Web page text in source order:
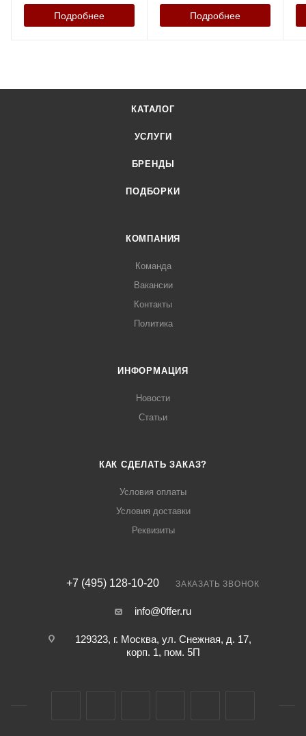
Подробнее Подробнее
КАТАЛОГ
УСЛУГИ
БРЕНДЫ
ПОДБОРКИ
КОМПАНИЯ
Команда
Вакансии
Контакты
Политика
ИНФОРМАЦИЯ
Новости
Статьи
КАК СДЕЛАТЬ ЗАКАЗ?
Условия оплаты
Условия доставки
Реквизиты
+7 (495) 128-10-20 ЗАКАЗАТЬ ЗВОНОК
info@0ffer.ru
129323, г. Москва, ул. Снежная, д. 17,
корп. 1, пом. 5П